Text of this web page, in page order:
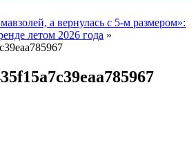
а вернулась с 5-м размером»:
летом 2026 года »